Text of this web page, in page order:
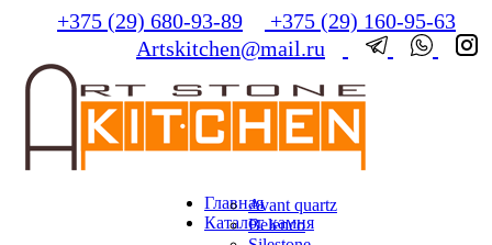
+375 (29) 680-93-89
+375 (29) 160-95-63
Artskitchen@mail.ru
Главная
Каталог камня
Avant quartz
Belenco